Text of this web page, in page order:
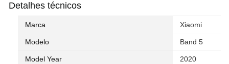
Detalhes técnicos
Marca Xiaomi
Modelo Band 5
Model Year 2020